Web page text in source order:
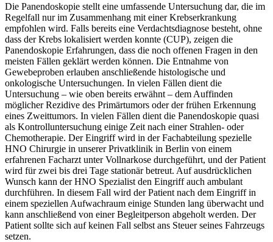
Die Panendoskopie stellt eine umfassende Untersuchung dar, die im
Regelfall nur im Zusammenhang mit einer Krebserkrankung
empfohlen wird. Falls bereits eine Verdachtsdiagnose besteht, ohne
dass der Krebs lokalisiert werden konnte (CUP), zeigen die
Panendoskopie Erfahrungen, dass die noch offenen Fragen in den
meisten Fällen geklärt werden können. Die Entnahme von
Gewebeproben erlauben anschließende histologische und
onkologische Untersuchungen. In vielen Fällen dient die
Untersuchung – wie oben bereits erwähnt – dem Auffinden
möglicher Rezidive des Primärtumors oder der frühen Erkennung
eines Zweittumors. In vielen Fällen dient die Panendoskopie quasi
als Kontrolluntersuchung einige Zeit nach einer Strahlen- oder
Chemotherapie. Der Eingriff wird in der Fachabteilung spezielle
HNO Chirurgie in unserer Privatklinik in Berlin von einem
erfahrenen Facharzt unter Vollnarkose durchgeführt, und der Patient
wird für zwei bis drei Tage stationär betreut. Auf ausdrücklichen
Wunsch kann der HNO Spezialist den Eingriff auch ambulant
durchführen. In diesem Fall wird der Patient nach dem Eingriff in
einem speziellen Aufwachraum einige Stunden lang überwacht und
kann anschließend von einer Begleitperson abgeholt werden. Der
Patient sollte sich auf keinen Fall selbst ans Steuer seines Fahrzeugs
setzen.